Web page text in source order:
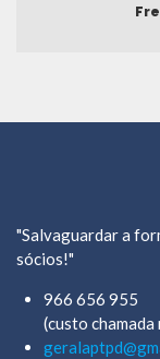
"Salvaguardar a
sócios!"
966 656 955
(custo